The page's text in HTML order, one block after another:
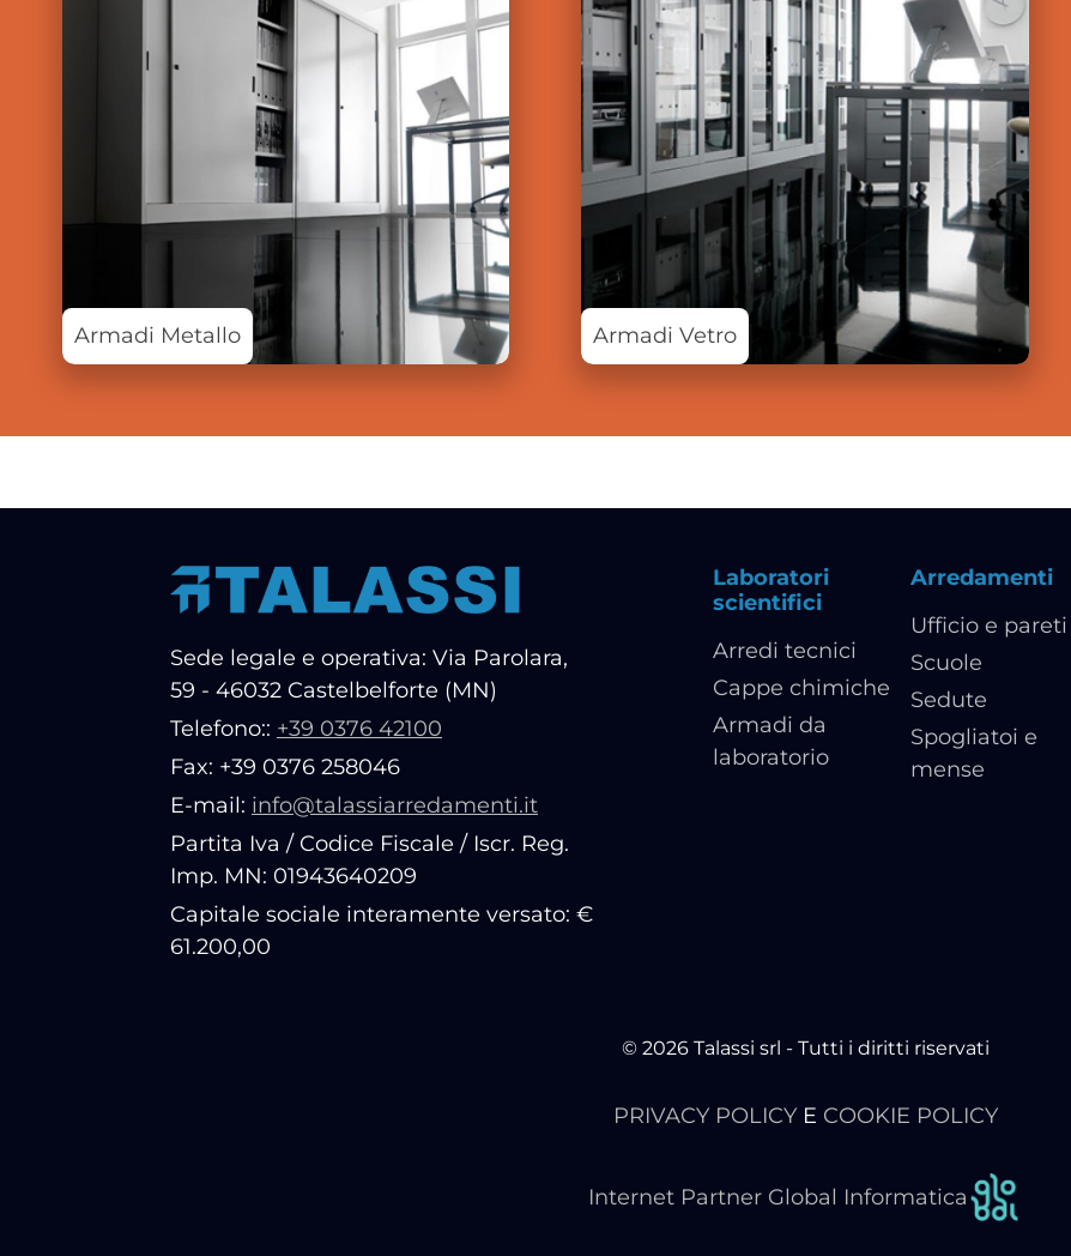
Armadi Metallo Armadi Vetro
Sede legale e operativa: Via Parolara,
59 - 46032 Castelbelforte (MN)
Telefono:: +39 0376 42100
Fax: +39 0376 258046
E-mail: info@talassiarredamenti.it
Partita Iva / Codice Fiscale / Iscr. Reg.
Imp. MN: 01943640209
Capitale sociale interamente versato: €
61.200,00
Laboratori
scientifici
Arredi tecnici
Cappe chimiche
Armadi da
laboratorio
Arredamenti
Ufficio e pareti
Scuole
Sedute
Spogliatoi e
mense
© 2026 Talassi srl - Tutti i diritti riservati
PRIVACY POLICYE COOKIE POLICY
Internet Partner Global Informatica